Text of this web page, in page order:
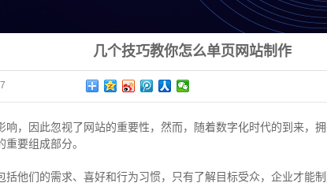
几个技巧教你怎么单页网站制作
，因此忽视了网站的重要性，然而，随着数字化时代的到来，
要组成部分。
他们的需求、喜好和行为习惯，只有了解目标受众，企业才能